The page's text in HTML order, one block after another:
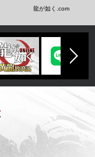
龍が如く.com